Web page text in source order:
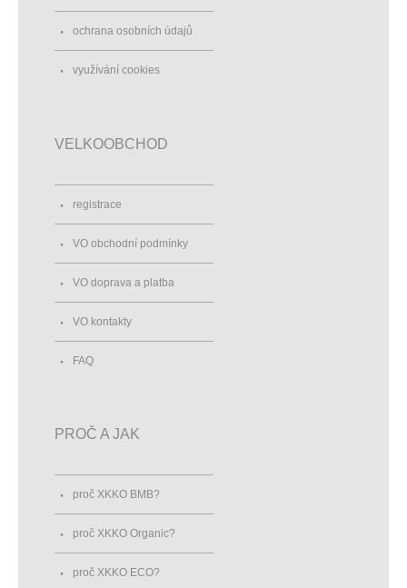
ochrana osobních údajů
využívání cookies
VELKOOBCHOD
registrace
VO obchodní podmínky
VO doprava a platba
VO kontakty
FAQ
PROČ A JAK
proč XKKO BMB?
proč XKKO Organic?
proč XKKO ECO?